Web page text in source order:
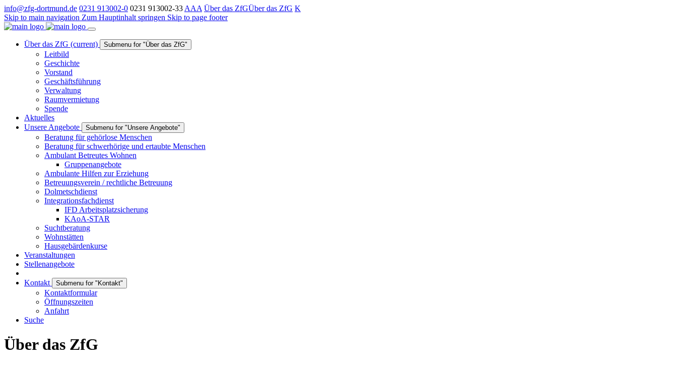
info@zfg-dortmund.de 0231 913002-0 0231 913002-33 AAA Über das ZfGÜber das ZfG K
Skip to main navigation Zum Hauptinhalt springen Skip to page footer
Über das ZfG (current) Submenu for "Über das ZfG"
Leitbild
Geschichte
Vorstand
Geschäftsführung
Verwaltung
Raumvermietung
Spende
Aktuelles
Unsere Angebote
Submenu for "Unsere Angebote"
Beratung für gehörlose Menschen
Beratung für schwerhörige und ertaubte Menschen
Ambulant Betreutes Wohnen
Gruppenangebote
Ambulante Hilfen zur Erziehung
Betreuungsverein / rechtliche Betreuung
Dolmetschdienst
Integrationsfachdienst
IFD Arbeitsplatzsicherung
KAoA-STAR
Suchtberatung
Wohnstätten
Hausgebärdenkurse
Veranstaltungen
Stellenangebote
Kontakt Submenu for "Kontakt"
Kontaktformular
Öffnungszeiten
Anfahrt
Suche
Über das ZfG